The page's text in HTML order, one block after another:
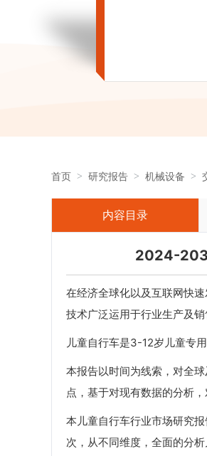
首页 研究报告 机械设备
内容目录
2024-
在经济全球化以及互联网快
技术广泛运用于行业生产及
儿童自行车是3-12岁儿童专用
本报告以时间为线索，对全
点，基于对现有数据的分析
本儿童自行车行业市场研究
次，从不同维度，全面的分